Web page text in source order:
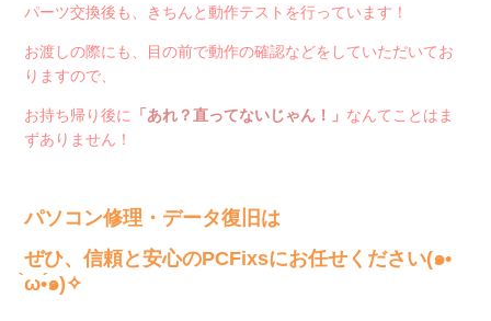
パーツ交換後も、きちんと動作テストを行っています！
お渡しの際にも、目の前で動作の確認などをしていただいてお
りますので、
お持ち帰り後に 「あれ？直ってないじゃん！」 なんてことはま
ずありません！
パソコン修理・データ復旧は
ぜひ、信頼と安心のPCFixsにお任せください(๑•
̀ω•́๑)✧